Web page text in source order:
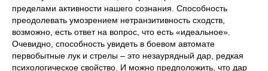
пределами активности нашего сознания. Способность
преодолевать умозрением нетранзитивность сходств,
возможно, есть ответ на вопрос, что есть «идеальное».
Очевидно, способность увидеть в боевом автомате
первобытные лук и стрелы – это незаурядный дар, редкая
психологическое свойство. И можно предположить, что дар